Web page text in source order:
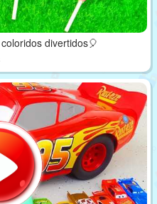
divertidos🎈